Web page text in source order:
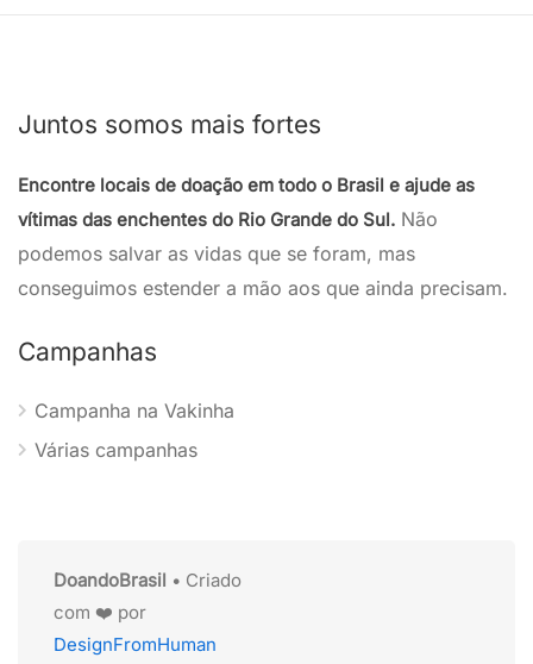
Juntos somos mais fortes
Encontre locais de doação em todo o Brasil e ajude as
vítimas das enchentes do Rio Grande do Sul. Não
podemos salvar as vidas que se foram, mas
conseguimos estender a mão aos que ainda precisam.
Campanhas
Campanha na Vakinha
Várias campanhas
DoandoBrasil • Criado
com ❤️ por
DesignFromHuman